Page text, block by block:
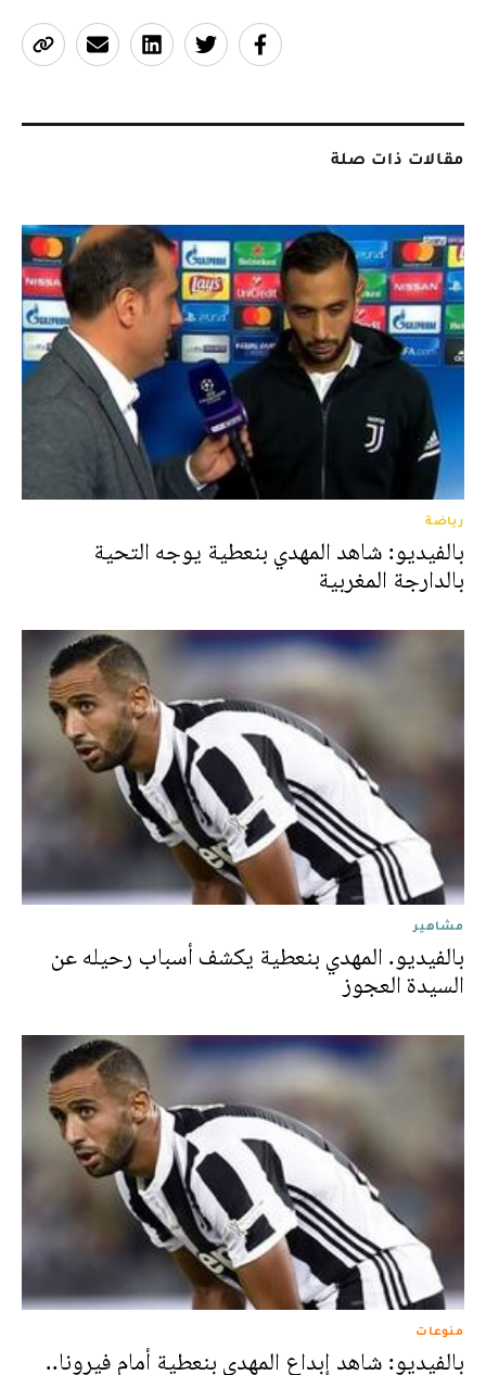
مقالات ذات صلة
رياضة
بالفيديو: شاهد المهدي بنعطية يوجه التحية
بالدارجة المغربية
مشاهير
بالفيديو. المهدي بنعطية يكشف أسباب رحيله عن
السيدة العجوز
منوعات
بالفيديو: شاهد إبداع المهدي بنعطية أمام فيرونا..